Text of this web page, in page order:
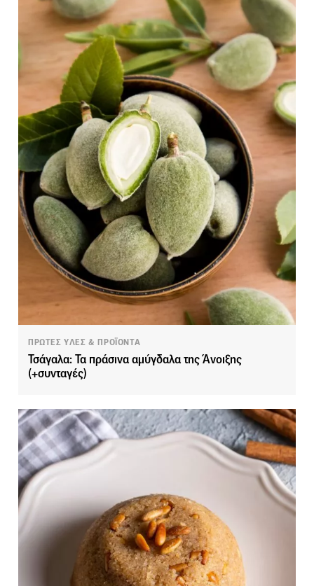
ΠΡΩΤΕΣ ΥΛΕΣ & ΠΡΟΪΟΝΤΑ
Τσάγαλα: Τα πράσινα αμύγδαλα της Άνοιξης
(+συνταγές)